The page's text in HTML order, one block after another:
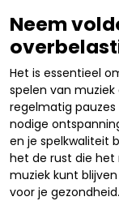
Neem
Het is essentieel
spelen van
regelmatig
nodige
en je spelkwaliteit
het de rust die het
muziek kunt
voor je gezondheid.